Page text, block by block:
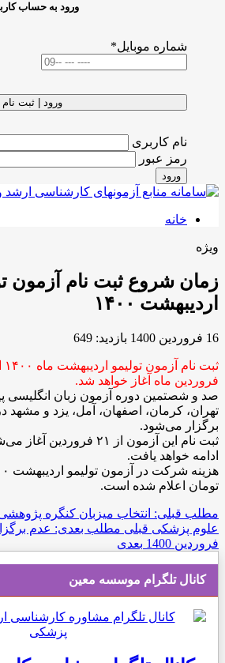
ورود به حساب
شماره موبایل*
ورود | ثبت نام
نام کاربری
رمز عبور
ورود
خانه
ویژه
زمان شروع ثبت نام آزمون
اردیبهشت ۱۴۰۰
16 فروردين 1400 بازدید: 649
فروردین ماه آغاز خواهد شد.
صد و شصتمین دوره آزمون زبان انگلیسی
برگزار می‌شود.
ادامه خواهد یافت.
تومان اعلام شده است.
مطلب قبلی: انتخاب میزبان کنگره پژوهشی
علوم پزشکی قبلی
فروردین 1400
بعدی
کانال تلگرام موسسه معین